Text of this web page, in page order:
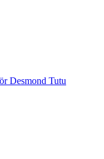
Desmond Tutu